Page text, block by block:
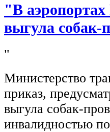
"В аэропортах
выгула собак-
"
Министерство
приказ,
выгула собак-
инвалидностью